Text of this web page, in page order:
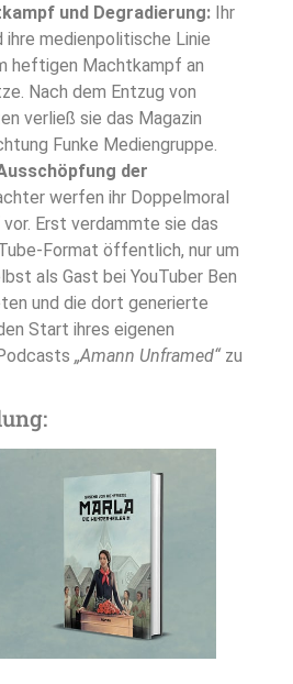
und Degradierung: Ihr
ihre medienpolitische Linie
heftigen Machtkampf an
Nach dem Entzug von
verließ sie das Magazin
Funke Mediengruppe.
der
werfen ihr Doppelmoral
vor. Erst verdammte sie das
Format öffentlich, nur um
als Gast bei YouTuber Ben
und die dort generierte
Start ihres eigenen
„Amann Unframed“zu